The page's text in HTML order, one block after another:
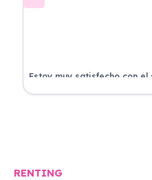
Estoy muy satisfecho con
Renting. El coche está en
RENTING